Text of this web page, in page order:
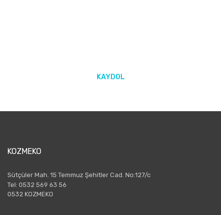
KAYDOL
KOZMEKO
Sütçüler Mah. 15 Temmuz Şehitler Cad. No:127/c
Tel: 0532 569 63 56
0532 KOZMEKO